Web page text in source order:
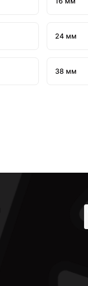
24 мм
38 мм